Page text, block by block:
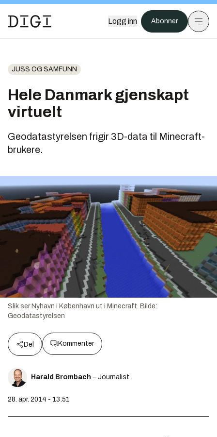
Logg inn Abonner
JUSS OG SAMFUNN
Hele Danmark gjenskapt
virtuelt
Geodatastyrelsen frigir 3D-data til Minecraft-
brukere.
Slik ser Nyhavn i København ut i Minecraft. Bilde:
Geodatastyrelsen
Del Kommenter
Harald Brombach – Journalist
28. apr. 2014 - 13:51